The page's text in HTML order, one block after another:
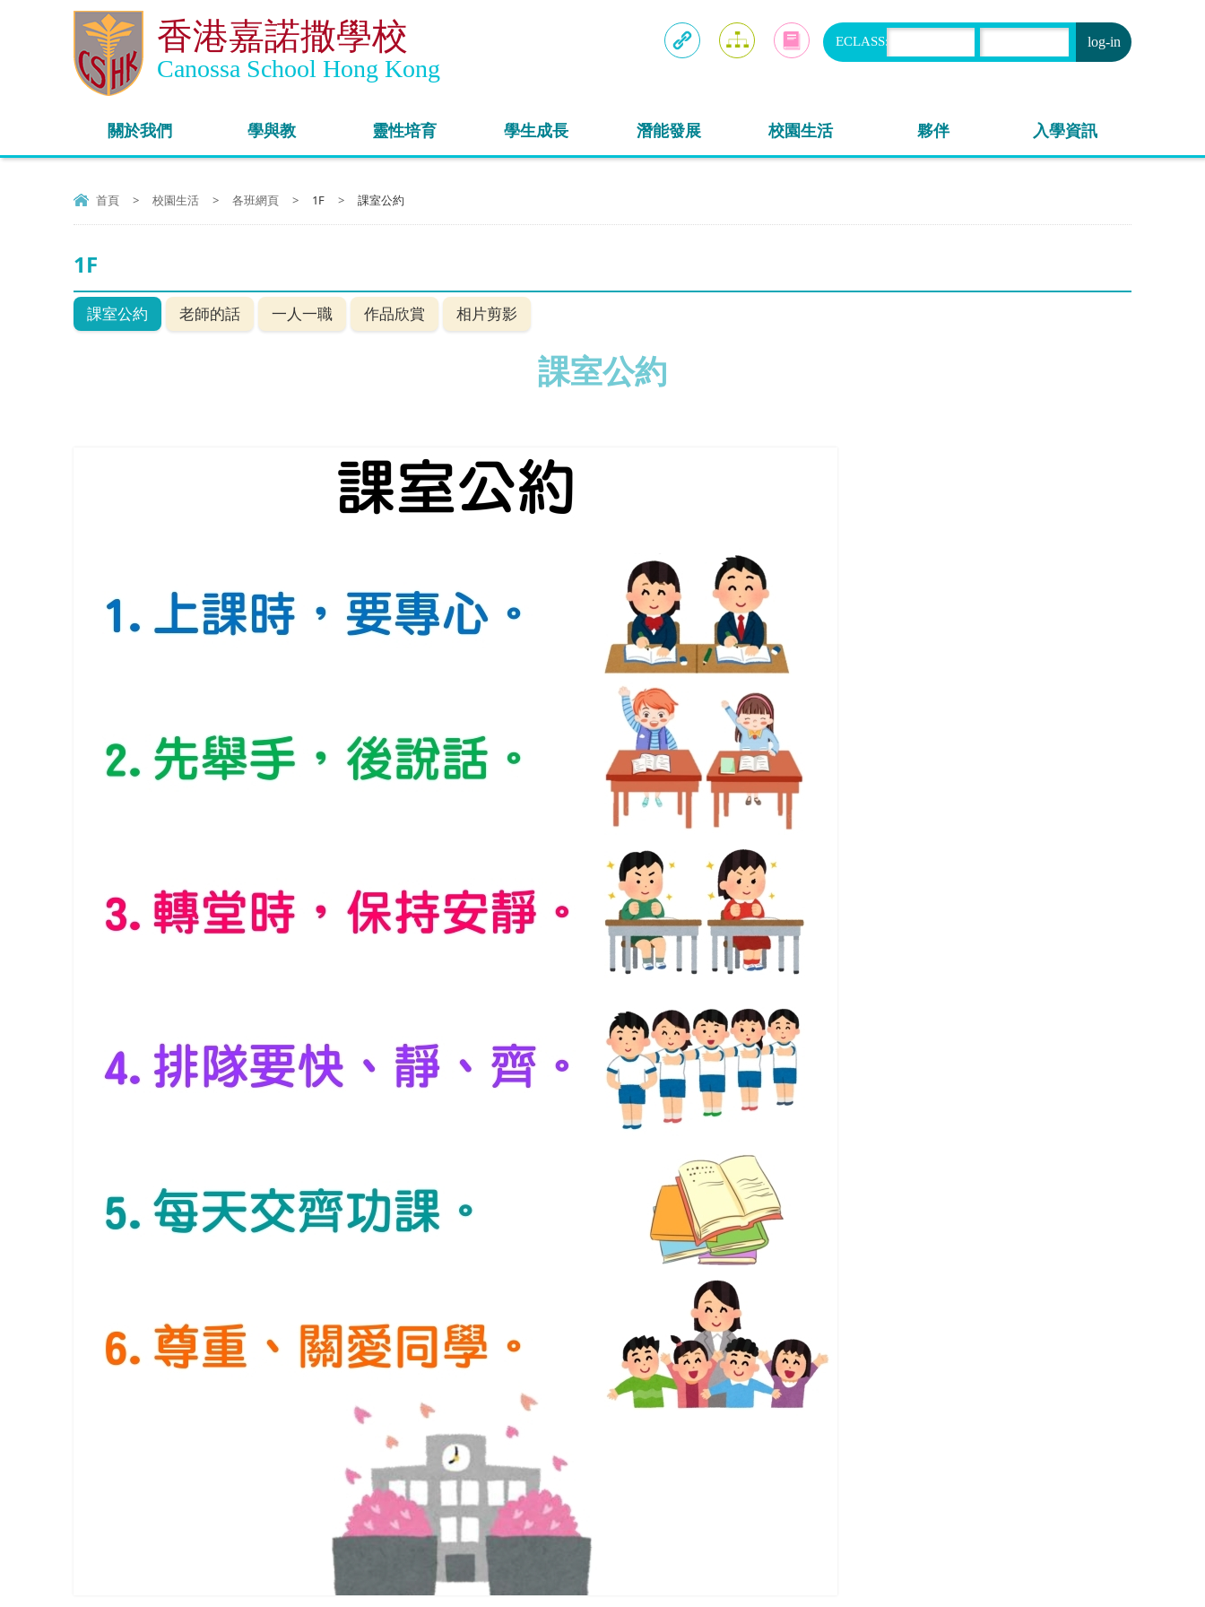
香港嘉諾撒學校
Canossa School Hong Kong
連結 入學申請
ECLASS:
關於我們 學與教 靈性培育 學生成長 潛能發展 校園生活 夥伴 入學資訊
首頁 > 校園生活 > 各班網頁 > 1F > 課室公約
1F
課室公約 老師的話 一人一職 作品欣賞 相片剪影
課室公約